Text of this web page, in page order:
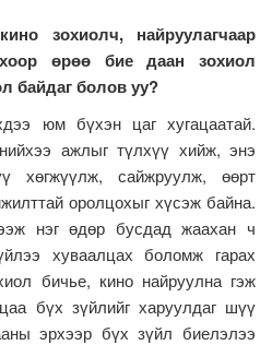
зохиолч, найруулагчаар
өрөө бие даан зохиол
байдаг болов уу?
юм бүхэн цаг хугацаатай.
ажлыг түлхүү хийж, энэ
хөгжүүлж, сайжруулж, өөрт
оролцохыг хүсэж байна.
нэг өдөр бусдад жаахан ч
хуваалцах боломж гарах
бичье, кино найруулна гэж
бүх зүйлийг харуулдаг шүү
эрхээр бүх зүйл биелэлээ